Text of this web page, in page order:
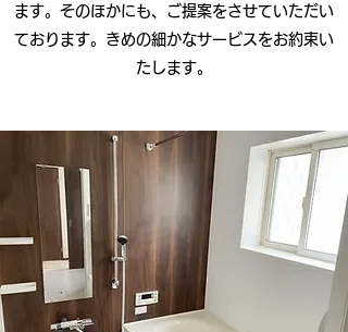
ます。そのほかにも、ご提案をさせていただい
ております。きめの細かなサービスをお約束い
たします。